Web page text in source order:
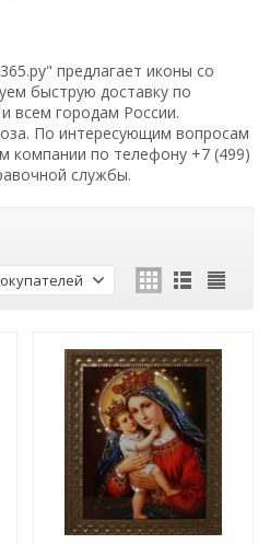
предлагает иконы со
быструю доставку по
всем городам России.
По интересующим вопросам
компании по телефону +7 (499)
службы.